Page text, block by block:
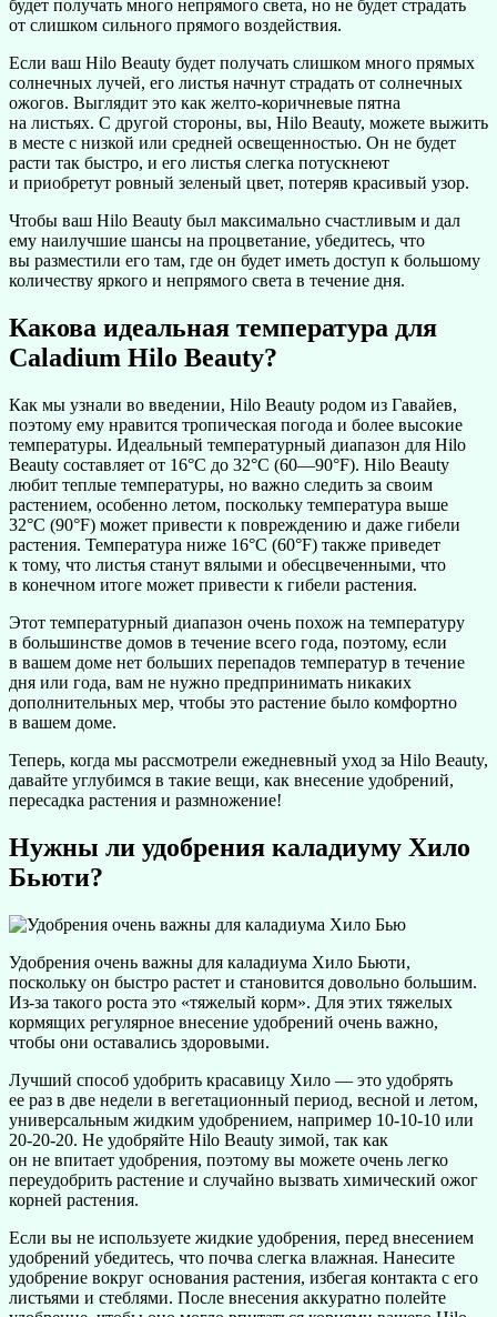
будет получать много непрямого света, но не будет страдать
от слишком сильного прямого воздействия.
Если ваш Hilo Beauty будет получать слишком много прямых
солнечных лучей, его листья начнут страдать от солнечных
ожогов. Выглядит это как желто-коричневые пятна
на листьях. С другой стороны, вы, Hilo Beauty, можете выжить
в месте с низкой или средней освещенностью. Он не будет
расти так быстро, и его листья слегка потускнеют
и приобретут ровный зеленый цвет, потеряв красивый узор.
Чтобы ваш Hilo Beauty был максимально счастливым и дал
ему наилучшие шансы на процветание, убедитесь, что
вы разместили его там, где он будет иметь доступ к большому
количеству яркого и непрямого света в течение дня.
Какова идеальная температура для
Caladium Hilo Beauty?
Как мы узнали во введении, Hilo Beauty родом из Гавайев,
поэтому ему нравится тропическая погода и более высокие
температуры. Идеальный температурный диапазон для Hilo
Beauty составляет от 16°C до 32°C (60—90°F). Hilo Beauty
любит теплые температуры, но важно следить за своим
растением, особенно летом, поскольку температура выше
32°C (90°F) может привести к повреждению и даже гибели
растения. Температура ниже 16°C (60°F) также приведет
к тому, что листья станут вялыми и обесцвеченными, что
в конечном итоге может привести к гибели растения.
Этот температурный диапазон очень похож на температуру
в большинстве домов в течение всего года, поэтому, если
в вашем доме нет больших перепадов температур в течение
дня или года, вам не нужно предпринимать никаких
дополнительных мер, чтобы это растение было комфортно
в вашем доме.
Теперь, когда мы рассмотрели ежедневный уход за Hilo Beauty,
давайте углубимся в такие вещи, как внесение удобрений,
пересадка растения и размножение!
Нужны ли удобрения каладиуму Хило
Бьюти?
Удобрения очень важны для каладиума Хило Бьюти,
поскольку он быстро растет и становится довольно большим.
Из-за такого роста это «тяжелый корм». Для этих тяжелых
кормящих регулярное внесение удобрений очень важно,
чтобы они оставались здоровыми.
Лучший способ удобрить красавицу Хило — это удобрять
ее раз в две недели в вегетационный период, весной и летом,
универсальным жидким удобрением, например 10-10-10 или
20-20-20. Не удобряйте Hilo Beauty зимой, так как
он не впитает удобрения, поэтому вы можете очень легко
переудобрить растение и случайно вызвать химический ожог
корней растения.
Если вы не используете жидкие удобрения, перед внесением
удобрений убедитесь, что почва слегка влажная. Нанесите
удобрение вокруг основания растения, избегая контакта с его
листьями и стеблями. После внесения аккуратно полейте